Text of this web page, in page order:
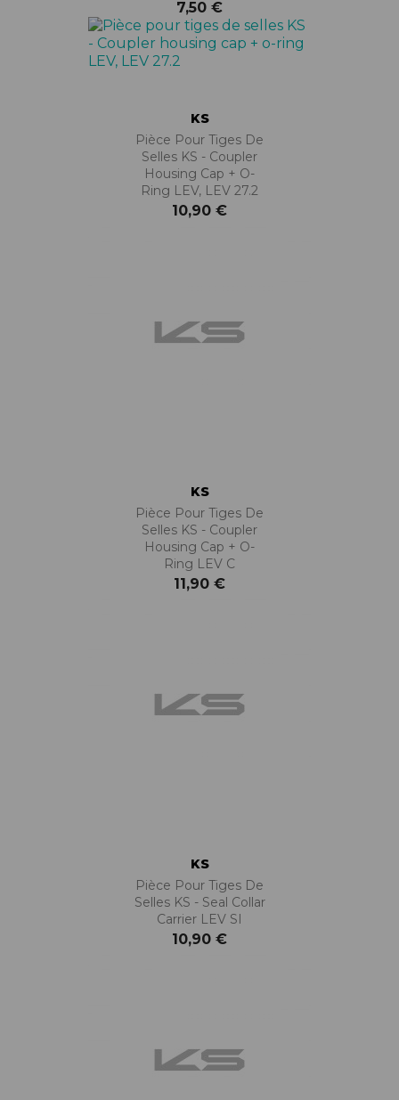
7,50 €
KS
Pièce Pour Tiges De
Selles KS - Coupler
Housing Cap + O-
Ring LEV, LEV 27.2
10,90 €
KS
Pièce Pour Tiges De
Selles KS - Coupler
Housing Cap + O-
Ring LEV C
11,90 €
KS
Pièce Pour Tiges De
Selles KS - Seal Collar
Carrier LEV SI
10,90 €